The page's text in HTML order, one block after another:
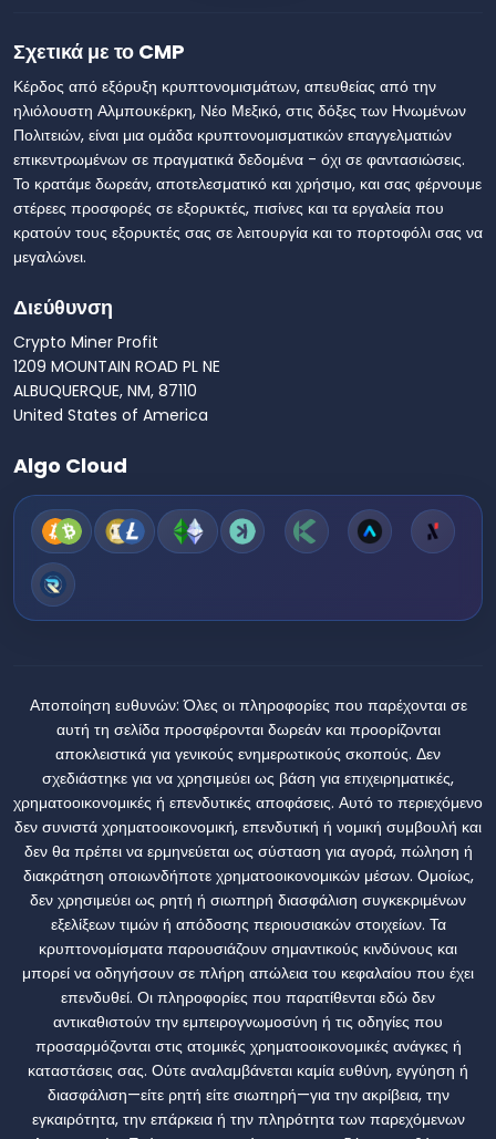
Σχετικά με το CMP
Κέρδος από εξόρυξη κρυπτονομισμάτων, απευθείας από την
ηλιόλουστη Αλμπουκέρκη, Νέο Μεξικό, στις δόξες των Ηνωμένων
Πολιτειών, είναι μια ομάδα κρυπτονομισματικών επαγγελματιών
επικεντρωμένων σε πραγματικά δεδομένα - όχι σε φαντασιώσεις.
Το κρατάμε δωρεάν, αποτελεσματικό και χρήσιμο, και σας φέρνουμε
στέρεες προσφορές σε εξορυκτές, πισίνες και τα εργαλεία που
κρατούν τους εξορυκτές σας σε λειτουργία και το πορτοφόλι σας να
μεγαλώνει.
Διεύθυνση
Crypto Miner Profit
1209 MOUNTAIN ROAD PL NE
ALBUQUERQUE, NM, 87110
United States of America
Algo Cloud
Αποποίηση ευθυνών: Όλες οι πληροφορίες που παρέχονται σε
αυτή τη σελίδα προσφέρονται δωρεάν και προορίζονται
αποκλειστικά για γενικούς ενημερωτικούς σκοπούς. Δεν
σχεδιάστηκε για να χρησιμεύει ως βάση για επιχειρηματικές,
χρηματοοικονομικές ή επενδυτικές αποφάσεις. Αυτό το περιεχόμενο
δεν συνιστά χρηματοοικονομική, επενδυτική ή νομική συμβουλή και
δεν θα πρέπει να ερμηνεύεται ως σύσταση για αγορά, πώληση ή
διακράτηση οποιωνδήποτε χρηματοοικονομικών μέσων. Ομοίως,
δεν χρησιμεύει ως ρητή ή σιωπηρή διασφάλιση συγκεκριμένων
εξελίξεων τιμών ή απόδοσης περιουσιακών στοιχείων. Τα
κρυπτονομίσματα παρουσιάζουν σημαντικούς κινδύνους και
μπορεί να οδηγήσουν σε πλήρη απώλεια του κεφαλαίου που έχει
επενδυθεί. Οι πληροφορίες που παρατίθενται εδώ δεν
αντικαθιστούν την εμπειρογνωμοσύνη ή τις οδηγίες που
προσαρμόζονται στις ατομικές χρηματοοικονομικές ανάγκες ή
καταστάσεις σας. Ούτε αναλαμβάνεται καμία ευθύνη, εγγύηση ή
διασφάλιση—είτε ρητή είτε σιωπηρή—για την ακρίβεια, την
εγκαιρότητα, την επάρκεια ή την πληρότητα των παρεχόμενων